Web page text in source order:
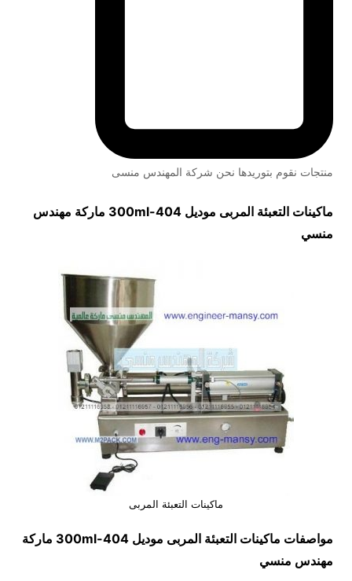
منتجات نقوم بتوريدها نحن شركة المهندس منسى
ماكينات التعبئة المربى موديل
ماركة مهندس
منسي
ماكينات التعبئة المربى
مواصفات ماكينات التعبئة المربى موديل 404-300ml
ماركة
مهندس منسي